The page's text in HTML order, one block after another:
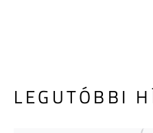
LEGUTÓBBI